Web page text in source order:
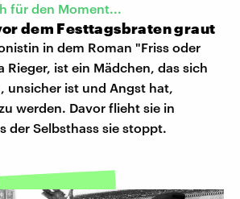
für den Moment...
dem Festtagsbraten graut
in dem Roman "Friss oder
Rieger, ist ein Mädchen, das sich
unsicher ist und Angst hat,
werden. Davor flieht sie in
der Selbsthass sie stoppt.